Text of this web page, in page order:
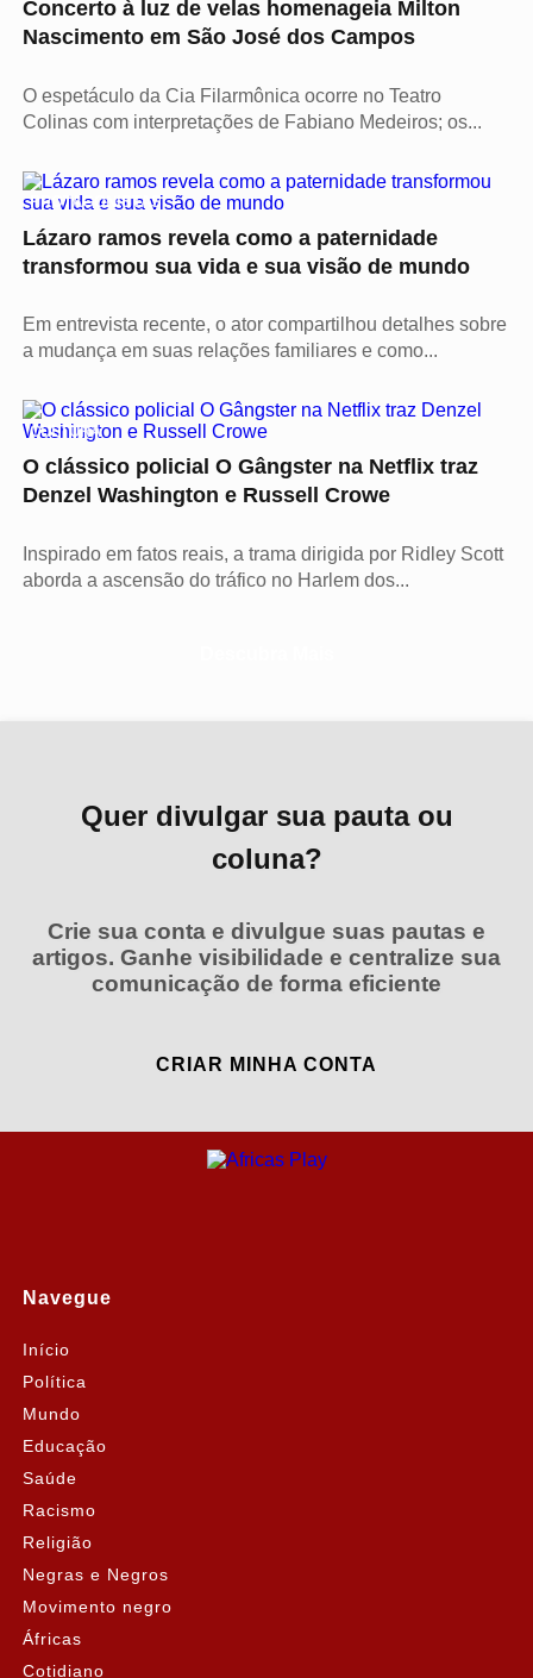
Concerto à luz de velas homenageia Milton
Nascimento em São José dos Campos
O espetáculo da Cia Filarmônica ocorre no Teatro
Colinas com interpretações de Fabiano Medeiros; os...
PROTAGONISTAS
Lázaro ramos revela como a paternidade
transformou sua vida e sua visão de mundo
Em entrevista recente, o ator compartilhou detalhes sobre
a mudança em suas relações familiares e como...
CULTURA
O clássico policial O Gângster na Netflix traz
Denzel Washington e Russell Crowe
Inspirado em fatos reais, a trama dirigida por Ridley Scott
aborda a ascensão do tráfico no Harlem dos...
Quer divulgar sua pauta ou
coluna?
Crie sua conta e divulgue suas pautas e
artigos. Ganhe visibilidade e centralize sua
comunicação de forma eficiente
CRIAR MINHA CONTA
Navegue
Início
Política
Mundo
Educação
Saúde
Racismo
Religião
Negras e Negros
Movimento negro
Áfricas
Cotidiano